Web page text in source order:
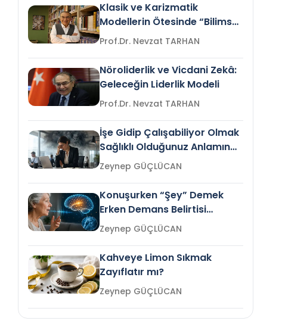
Klasik ve Karizmatik
Modellerin Ötesinde “Bilimsel
Liderlik”
Prof.Dr. Nevzat TARHAN
Nöroliderlik ve Vicdani Zekâ:
Geleceğin Liderlik Modeli
Prof.Dr. Nevzat TARHAN
İşe Gidip Çalışabiliyor Olmak
Sağlıklı Olduğunuz Anlamına
Gelir mi?Zeynep GÜÇLÜCAN
Konuşurken “Şey” Demek
Erken Demans Belirtisi
Olabilir mi?Zeynep GÜÇLÜCAN
Kahveye Limon Sıkmak
Zayıflatır mı?
Zeynep GÜÇLÜCAN